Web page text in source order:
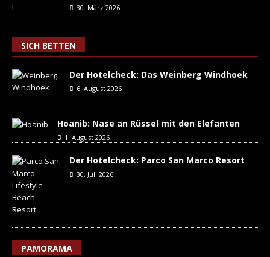
30. März 2026
SICH BETTEN
Der Hotelcheck: Das Weinberg Windhoek
6. August 2026
Hoanib: Nase an Rüssel mit den Elefanten
1. August 2026
Der Hotelcheck: Parco San Marco Resort
30. Juli 2026
PAMORAMA